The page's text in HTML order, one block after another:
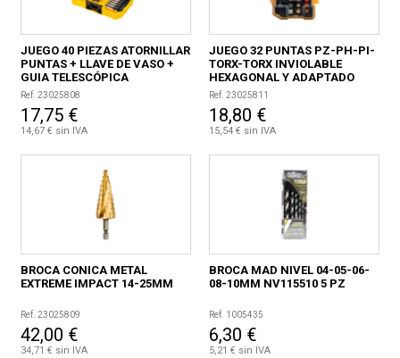
JUEGO 40 PIEZAS ATORNILLAR
PUNTAS + LLAVE DE VASO +
GUIA TELESCÓPICA
Ref. 23025808
17,75 €
14,67 € sin IVA
JUEGO 32 PUNTAS PZ-PH-PI-
TORX-TORX INVIOLABLE
HEXAGONAL Y ADAPTADO
Ref. 23025811
18,80 €
15,54 € sin IVA
BROCA CONICA METAL
EXTREME IMPACT 14-25MM
Ref. 23025809
42,00 €
34,71 € sin IVA
BROCA MAD NIVEL 04-05-06-
08-10MM NV115510 5 PZ
Ref. 1005435
6,30 €
5,21 € sin IVA